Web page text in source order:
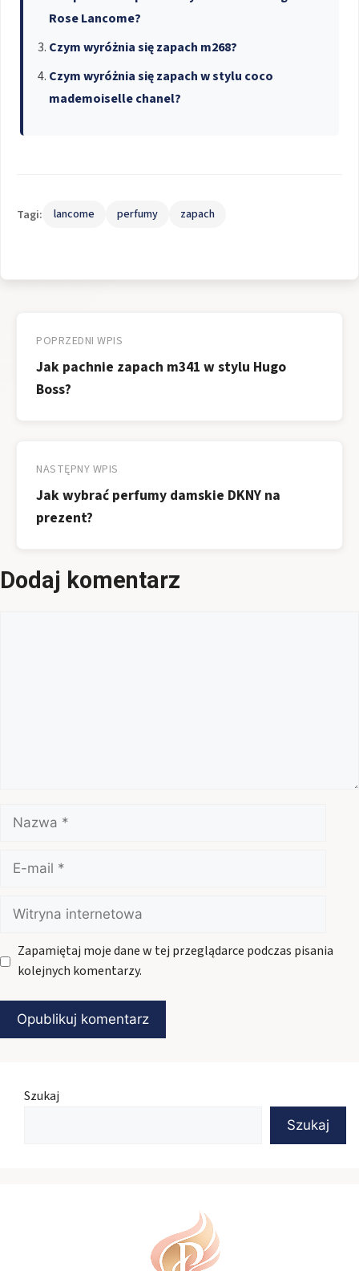
Rose Lancome?
Czym wyróżnia się zapach m268?
Czym wyróżnia się zapach w stylu coco
mademoiselle chanel?
Tagi: lancome perfumy zapach
wpisu
POPRZEDNI WPIS
Jak pachnie zapach m341 w stylu Hugo
Boss?
NASTĘPNY WPIS
Jak wybrać perfumy damskie DKNY na
prezent?
Dodaj komentarz
Nazwa
mail
Witryna
internetowa
Zapamiętaj moje dane w tej przeglądarce podczas pisania
kolejnych komentarzy.
Szukaj
Szukaj